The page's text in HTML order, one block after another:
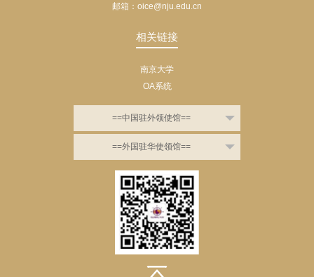
邮箱：oice@nju.edu.cn
相关链接
南京大学
OA系统
==中国驻外领使馆==
==外国驻华使领馆==